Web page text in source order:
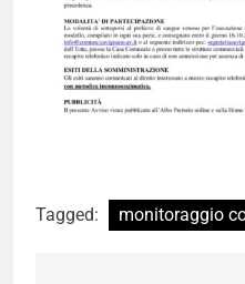
Tagged: monitoraggio